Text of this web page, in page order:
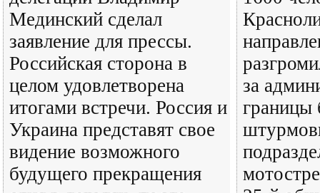
Мединский сделал
заявление для прессы.
Российская сторона в
целом удовлетворена
итогами встречи. Россия и
Украина представят свое
видение возможного
будущего прекращения
за
границы